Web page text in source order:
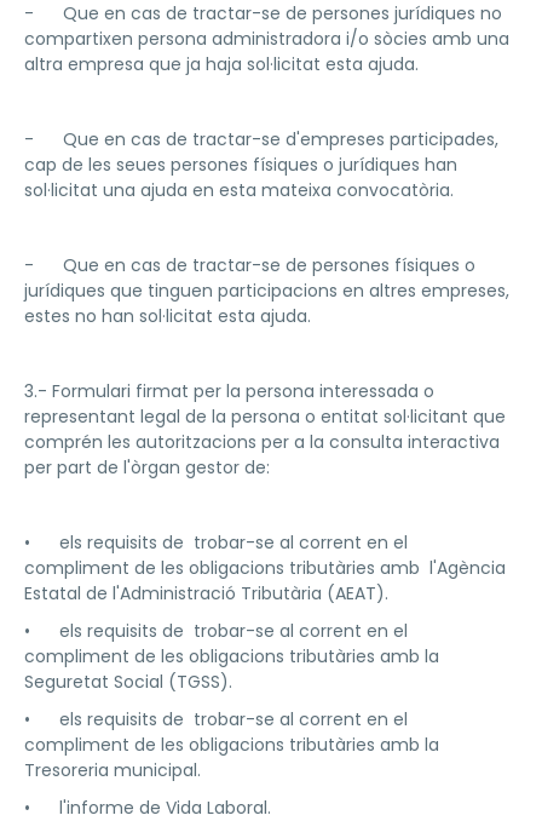
- Que en cas de tractar-se de persones jurídiques no
compartixen persona administradora i/o sòcies amb una
altra empresa que ja haja sol·licitat esta ajuda.
- Que en cas de tractar-se d'empreses participades,
cap de les seues persones físiques o jurídiques han
sol·licitat una ajuda en esta mateixa convocatòria.
- Que en cas de tractar-se de persones físiques o
jurídiques que tinguen participacions en altres empreses,
estes no han sol·licitat esta ajuda.
3.- Formulari firmat per la persona interessada o
representant legal de la persona o entitat sol·licitant que
comprén les autoritzacions per a la consulta interactiva
per part de l'òrgan gestor de:
• els requisits de trobar-se al corrent en el
compliment de les obligacions tributàries amb l'Agència
Estatal de l'Administració Tributària (AEAT).
• els requisits de trobar-se al corrent en el
compliment de les obligacions tributàries amb la
Seguretat Social (TGSS).
• els requisits de trobar-se al corrent en el
compliment de les obligacions tributàries amb la
Tresoreria municipal.
• l'informe de Vida Laboral.